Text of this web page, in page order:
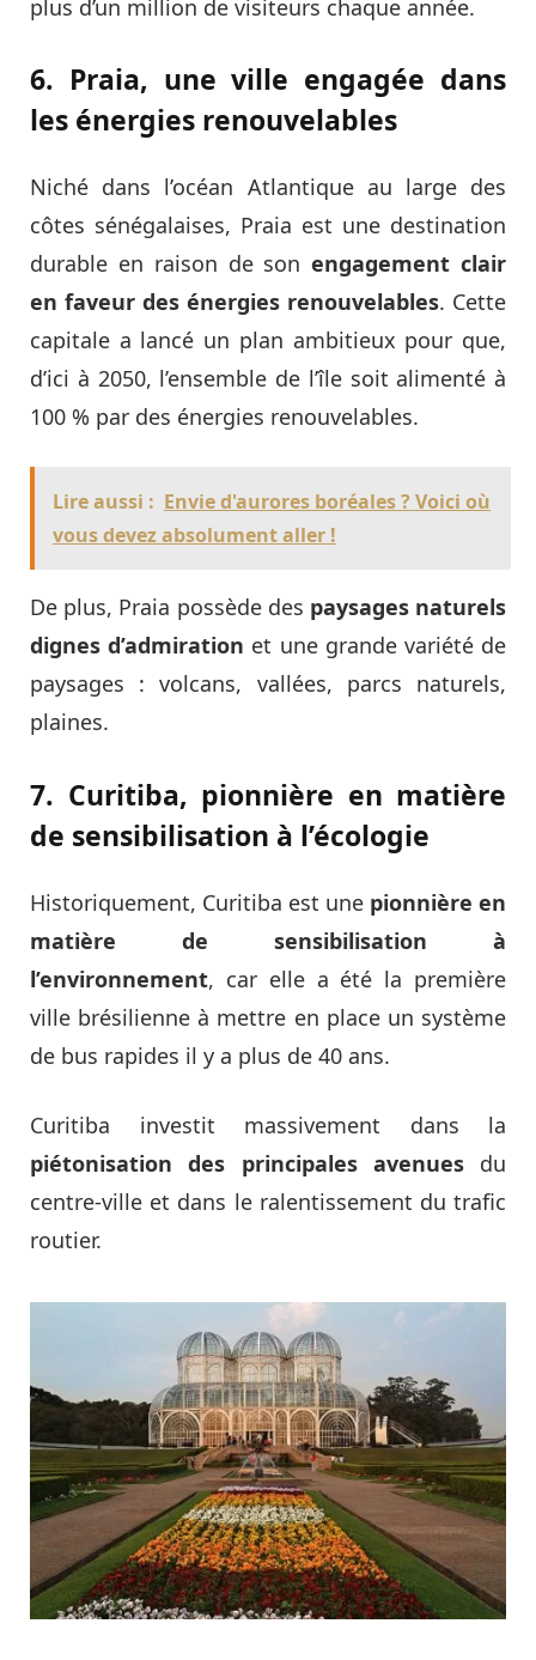
plus d’un million de visiteurs chaque année.
6. Praia, une ville engagée dans
les énergies renouvelables
Niché dans l’océan Atlantique au large des
côtes sénégalaises, Praia est une destination
durable en raison de sonengagement clair
en faveur des énergies renouvelables. Cette
capitale a lancé un plan ambitieux pour que,
d’ici à 2050, l’ensemble de l’île soit alimenté à
100 % par des énergies renouvelables.
Lire aussi : Envie d'aurores boréales ? Voici où
vous devez absolument aller !
De plus, Praia possède des paysages naturels
dignes d’admiration et une grande variété de
paysages : volcans, vallées, parcs naturels,
plaines.
7. Curitiba, pionnière en matière
de sensibilisation à l’écologie
Historiquement, Curitiba est une pionnière en
matière de sensibilisation à
l’environnement, car elle a été la première
ville brésilienne à mettre en place un système
de bus rapides il y a plus de 40 ans.
Curitiba investit massivement dans la
piétonisation des principales avenuesdu
centre-ville et dans le ralentissement du trafic
routier.